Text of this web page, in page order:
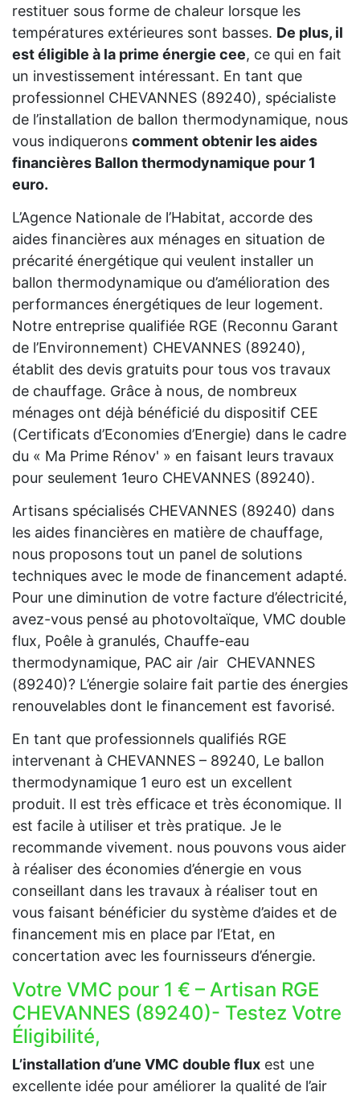
restituer sous forme de chaleur lorsque les
températures extérieures sont basses. De plus, il
est éligible à la prime énergie cee, ce qui en fait
un investissement intéressant. En tant que
professionnel CHEVANNES (89240), spécialiste
de l’installation de ballon thermodynamique, nous
vous indiquerons comment obtenir les aides
financières Ballon thermodynamique pour 1
euro.
L’Agence Nationale de l’Habitat, accorde des
aides financières aux ménages en situation de
précarité énergétique qui veulent installer un
ballon thermodynamique ou d’amélioration des
performances énergétiques de leur logement.
Notre entreprise qualifiée RGE (Reconnu Garant
de l’Environnement) CHEVANNES (89240),
établit des devis gratuits pour tous vos travaux
de chauffage. Grâce à nous, de nombreux
ménages ont déjà bénéficié du dispositif CEE
(Certificats d’Economies d’Energie) dans le cadre
du « Ma Prime Rénov' » en faisant leurs travaux
pour seulement 1euro CHEVANNES (89240).
Artisans spécialisés CHEVANNES (89240) dans
les aides financières en matière de chauffage,
nous proposons tout un panel de solutions
techniques avec le mode de financement adapté.
Pour une diminution de votre facture d’électricité,
avez-vous pensé au photovoltaïque, VMC double
flux, Poêle à granulés, Chauffe-eau
thermodynamique, PAC air /air CHEVANNES
(89240)? L’énergie solaire fait partie des énergies
renouvelables dont le financement est favorisé.
En tant que professionnels qualifiés RGE
intervenant à CHEVANNES – 89240, Le ballon
thermodynamique 1 euro est un excellent
produit. Il est très efficace et très économique. Il
est facile à utiliser et très pratique. Je le
recommande vivement. nous pouvons vous aider
à réaliser des économies d’énergie en vous
conseillant dans les travaux à réaliser tout en
vous faisant bénéficier du système d’aides et de
financement mis en place par l’Etat, en
concertation avec les fournisseurs d’énergie.
Votre VMC pour 1 € – Artisan RGE
CHEVANNES (89240)- Testez Votre
Éligibilité,
L’installation d’une VMC double flux est une
excellente idée pour améliorer la qualité de l’air